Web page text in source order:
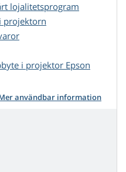
lojalitetsprogram
projektorn
i projektor Epson
användbar information